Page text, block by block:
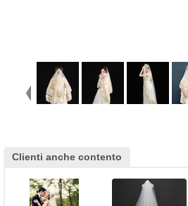
Clienti anche contento